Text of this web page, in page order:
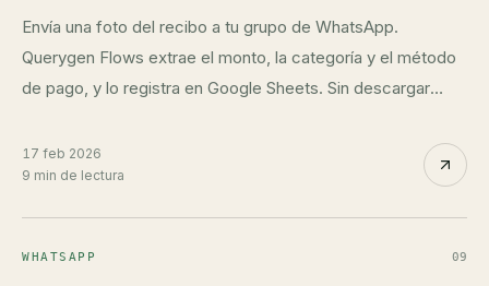
Envía una foto del recibo a tu grupo de WhatsApp.
Querygen Flows extrae el monto, la categoría y el método
de pago, y lo registra en Google Sheets. Sin descargar
17 feb 2026
9 min de lectura
WHATSAPP 09